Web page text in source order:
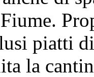
piatti di
la